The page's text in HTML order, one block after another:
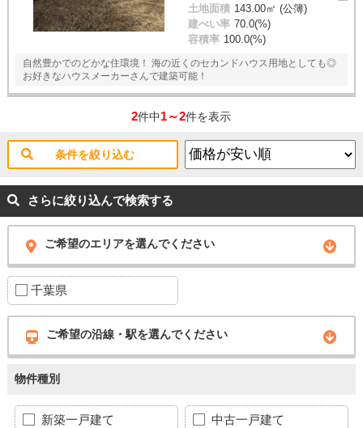
土地面積 143.00㎡ (公簿)
建ぺい率 70.0(%)
容積率 100.0(%)
自然豊かでのどかな住環境！ 海の近くのセカンドハウス用地としても◎
お好きなハウスメーカーさんで建築可能！
2件中1～2件を表示
条件を絞り込む
さらに絞り込んで検索する
ご希望のエリアを選んでください
千葉県
ご希望の沿線・駅を選んでください
物件種別
新築一戸建て 中古一戸建て